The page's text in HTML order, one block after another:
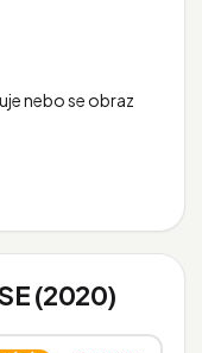
nebo se obraz
(2020)